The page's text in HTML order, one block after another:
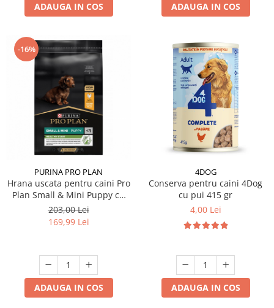
ADAUGA IN COS ADAUGA IN COS
-16%
PURINA PRO PLAN
Hrana uscata pentru caini Pro
Plan Small & Mini Puppy cu
pui 7 kg
203,00 Lei
169,99 Lei
ADAUGA IN COS
4DOG
Conserva pentru caini 4Dog
cu pui 415 gr
4,00 Lei
ADAUGA IN COS